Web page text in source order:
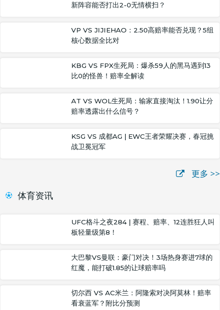
新阵容能否打出2-0无情横扫？
VP VS JIJIEHAO：2.50高赔率能否兑现？5组
核心数据全比对
KBG VS FPX生死局：爆杀59人的黑马遇到13
比0的怪兽！赔率全解读
AT VS WOL生死局：输家直接淘汰！1.90让分
赔率透露出什么信号？
KSG VS 成都AG | EWC王者荣耀决赛，春冠挑
战卫冕冠军
更多 >>
体育资讯
UFC格斗之夜284 | 赛程、赔率、12连胜狂人叫
板轻量级第8！
大巴黎VS曼联：豪门对决！3场热身赛进7球的
红魔，能打破1.85的让球赔率吗
切尔西 VS AC米兰：阿隆索对决阿莫林！赔率
看衰蓝军？附比分预测